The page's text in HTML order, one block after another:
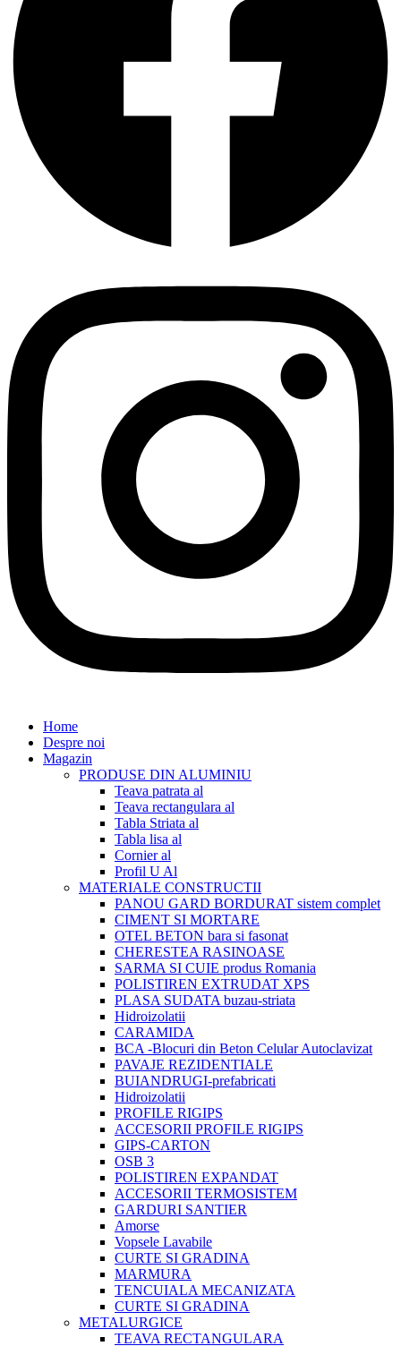
Home
Despre noi
Magazin
PRODUSE DIN ALUMINIU
Teava patrata al
Teava rectangulara al
Tabla Striata al
Tabla lisa al
Cornier al
Profil U Al
MATERIALE CONSTRUCTII
PANOU GARD BORDURAT sistem complet
CIMENT SI MORTARE
OTEL BETON bara si fasonat
CHERESTEA RASINOASE
SARMA SI CUIE produs Romania
POLISTIREN EXTRUDAT XPS
PLASA SUDATA buzau-striata
Hidroizolatii
CARAMIDA
BCA -Blocuri din Beton Celular Autoclavizat
PAVAJE REZIDENTIALE
BUIANDRUGI-prefabricati
Hidroizolatii
PROFILE RIGIPS
ACCESORII PROFILE RIGIPS
GIPS-CARTON
OSB 3
POLISTIREN EXPANDAT
ACCESORII TERMOSISTEM
GARDURI SANTIER
Amorse
Vopsele Lavabile
CURTE SI GRADINA
MARMURA
TENCUIALA MECANIZATA
CURTE SI GRADINA
METALURGICE
TEAVA RECTANGULARA